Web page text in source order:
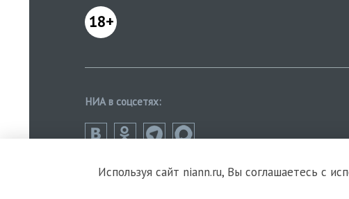
18+
НИА в соцсетях:
Используя сайт niann.ru, Вы соглашаетесь с